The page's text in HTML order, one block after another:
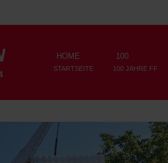
HOME
STARTSEITE
100
100 JAHRE FF